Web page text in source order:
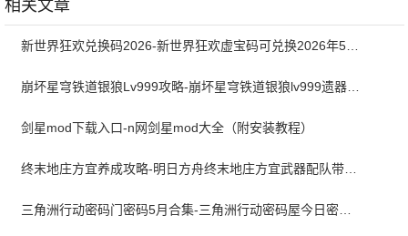
相关文章
新世界狂欢兑换码2026-新世界狂欢虚宝码可兑换2026年5月最新
崩坏星穹铁道银狼Lv999攻略-崩坏星穹铁道银狼lv999遗器词条带什么
剑星mod下载入口-n网剑星mod大全（附安装教程）
终末地庄方宜养成攻略-明日方舟终末地庄方宜武器配队带什么
三角洲行动密码门密码5月合集-三角洲行动密码屋今日密码大全2026最新5月